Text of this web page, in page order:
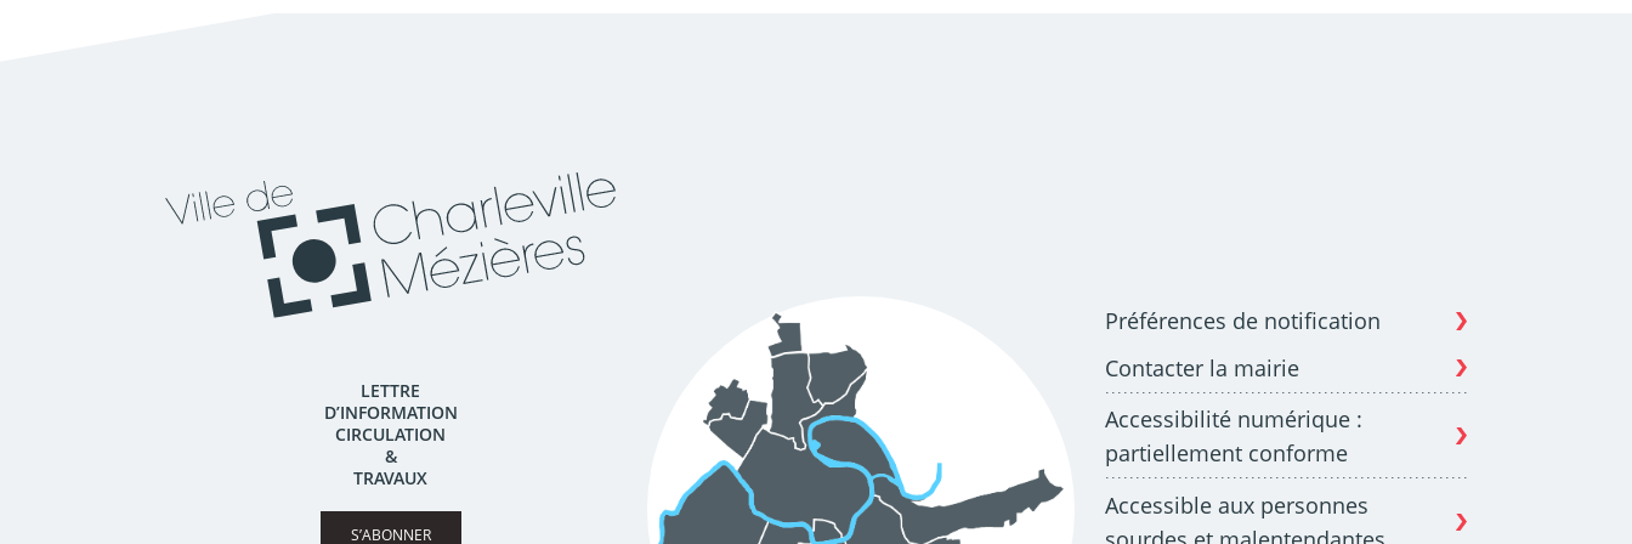
Préférences de notification
Contacter la mairie
Accessibilité numérique :
partiellement conforme
Accessible aux personnes
LETTRE
D’INFORMATION
CIRCULATION
&
TRAVAUX
S’ABONNER